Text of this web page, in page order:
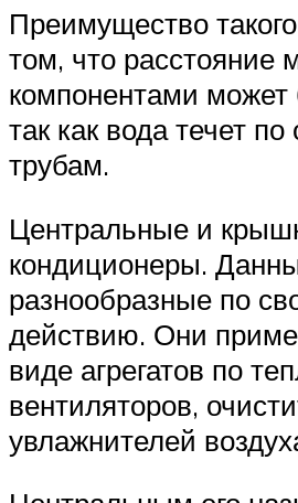
Преимущество такого
том, что расстояние
компонентами
так как вода течет
трубам.
Центральные и
кондиционеры.
разнообразные по
действию. Они
виде агрегатов по
вентиляторов,
увлажнителей